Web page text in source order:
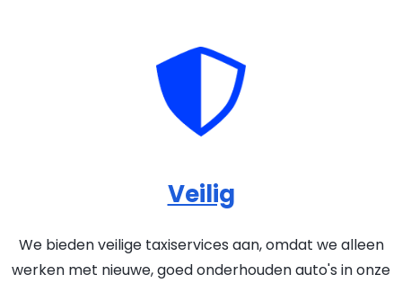
Veilig
We bieden veilige taxiservices aan, omdat we alleen
werken met nieuwe, goed onderhouden auto's in onze